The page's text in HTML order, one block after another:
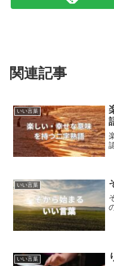
関連記事
いい言葉
いい言葉
いい言葉